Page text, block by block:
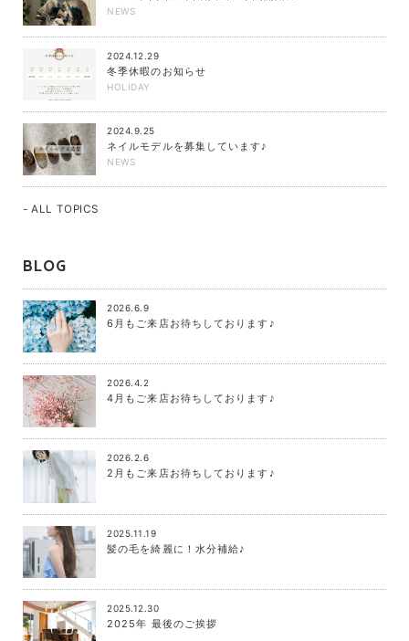
NEWS
2024.12.29
冬季休暇のお知らせ
HOLIDAY
2024.9.25
ネイルモデルを募集しています♪
NEWS
- ALL TOPICS
BLOG
2026.6.9
6月もご来店お待ちしております♪
2026.4.2
4月もご来店お待ちしております♪
2026.2.6
2月もご来店お待ちしております♪
2025.11.19
髪の毛を綺麗に！水分補給♪
2025.12.30
2025年 最後のご挨拶